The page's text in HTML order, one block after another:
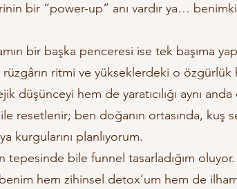
bir “power-up” anı vardır ya…
bir başka penceresi ise tek başıma
rüzgârın ritmi ve yükseklerdeki o
düşünceyi hem de yaratıcılığı aynı anda
resetlenir; ben doğanın ortasında, kuş
kurgularını planlıyorum.
tepesinde bile funnel tasarladığım
hem zihinsel detox’um hem de